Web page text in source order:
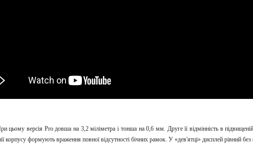
цьому версія Pro довша на 3,2 міліметра і тонша на 0,6 мм. Друге її відмінність в
корпусу формують враження повної відсутності бічних рамок. У «дев'ятці» дисплей рівний без